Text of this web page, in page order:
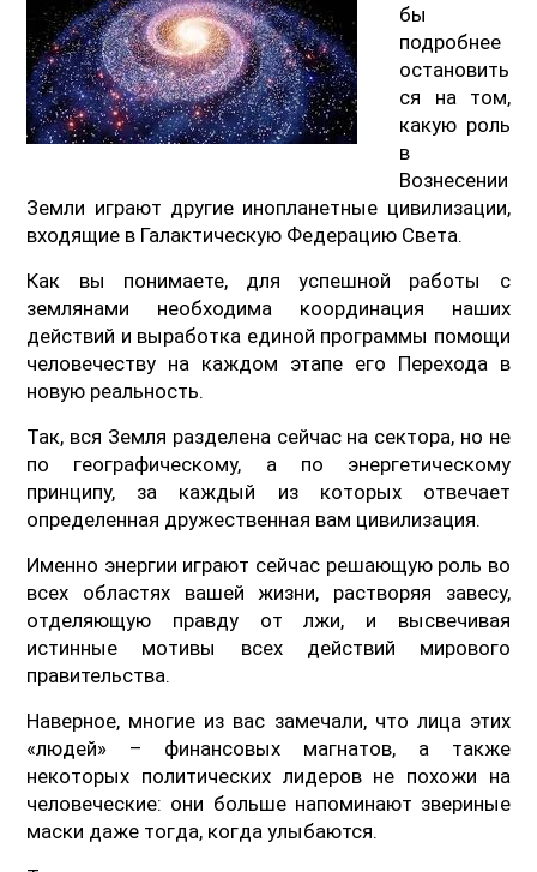
бы
подробнее
остановить
ся на том,
какую роль
в
Вознесении
Земли играют другие инопланетные цивилизации,
входящие в Галактическую Федерацию Света.
Как вы понимаете, для успешной работы с
землянами необходима координация наших
действий и выработка единой программы помощи
человечеству на каждом этапе его Перехода в
новую реальность.
Так, вся Земля разделена сейчас на сектора, но не
по географическому, а по энергетическому
принципу, за каждый из которых отвечает
определенная дружественная вам цивилизация.
Именно энергии играют сейчас решающую роль во
всех областях вашей жизни, растворяя завесу,
отделяющую правду от лжи, и высвечивая
истинные мотивы всех действий мирового
правительства.
Наверное, многие из вас замечали, что лица этих
«людей» – финансовых магнатов, а также
некоторых политических лидеров не похожи на
человеческие: они больше напоминают звериные
маски даже тогда, когда улыбаются.